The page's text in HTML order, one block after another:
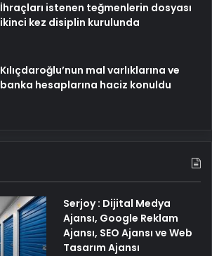
İhraçları istenen teğmenlerin dosyası
ikinci kez disiplin kurulunda
Kılıçdaroğlu’nun mal varlıklarına ve
banka hesaplarına haciz konuldu
Serjoy : Dijital Medya
Ajansı, Google Reklam
Ajansı, SEO Ajansı ve Web
Tasarım Ajansı